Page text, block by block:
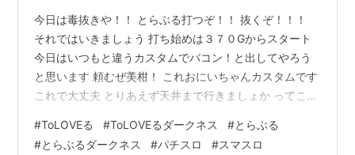
今日は毒抜きや！！ とらぶる打つぞ！！ 抜くぞ！！！
それではいきましょう 打ち始めは３７０Gからスタート
今日はいつもと違うカスタムでバコン！と出してやろう
と思います 頼むぜ美柑！ これおにいちゃんカスタムです
これで大丈夫 とりあえず天井まで行きましょか ってこと
演出ばっか出てくるわ 普段G数で当たることなんてあん
まりないもんな ってことで６７６G ボーナス当選！ さ
#ToLOVEる #ToLOVEるダークネス #とらぶる
#とらぶるダークネス #パチスロ #スマスロ